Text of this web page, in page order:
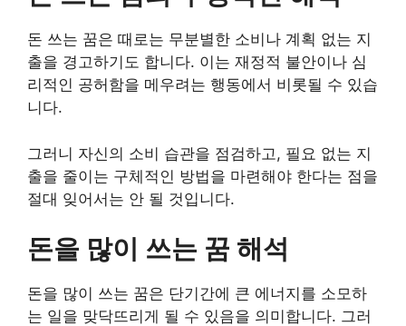
돈 쓰는 꿈은 때로는 무분별한 소비나 계획 없는 지
출을 경고하기도 합니다. 이는 재정적 불안이나 심
리적인 공허함을 메우려는 행동에서 비롯될 수 있습
니다.
그러니 자신의 소비 습관을 점검하고, 필요 없는 지
출을 줄이는 구체적인 방법을 마련해야 한다는 점을
절대 잊어서는 안 될 것입니다.
돈을 많이 쓰는 꿈 해석
돈을 많이 쓰는 꿈은 단기간에 큰 에너지를 소모하
는 일을 맞닥뜨리게 될 수 있음을 의미합니다. 그러